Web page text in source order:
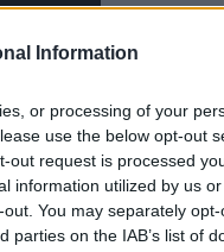
Information
or processing of your
use the below opt-out
out request is processed
information utilized by us
You may separately
on the IAB’s list of
cinci decenii. Iar
1936, la
muzică ușoară /